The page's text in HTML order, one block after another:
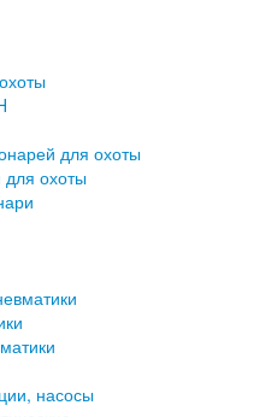
для охоты
охоты
насосы